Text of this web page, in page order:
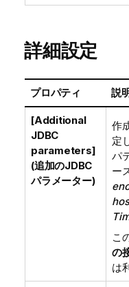
詳細設定
プロパティ 説
[Additional
JDBC
parameters]
(追加のJDBC
パラメーター)
作
定
パ
ー
こ
の
は